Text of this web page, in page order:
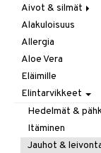
Aivot & silmät
Muisti
Rasvahapot
Silmät
Alakuloisuus
Allergia
Aloe Vera
Eläimille
Elintarvikkeet
Hedelmät &
Itäminen
Jauhot &